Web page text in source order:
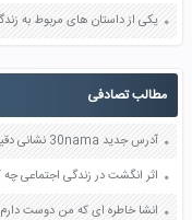
یکی از داستان های مربوط به زندگی امام کاظم
مطالب تصادفی
آدرس جدید 30nama نشانی دقیق + علت بسته شدن سایت
اثر انگشت در زندگی اجتماعی چه
انشا خاطره ای که من دوست دارم صفحه 21 کتاب